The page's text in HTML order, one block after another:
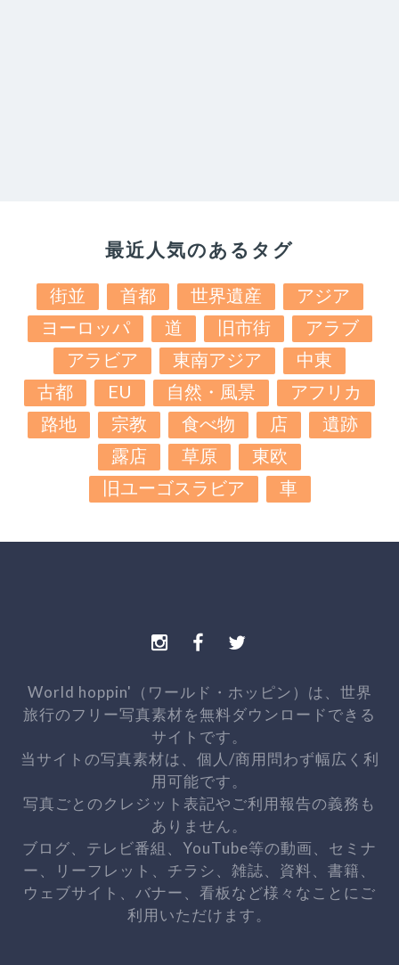
最近人気のあるタグ
街並 首都 世界遺産
アジア
ヨーロッパ
道 旧市街
アラブ
アラビア
東南アジア
中東
古都
EU 自然・風景
アフリカ
路地
宗教 食べ物 店
遺跡
露店
草原
東欧
旧ユーゴスラビア
車
World hoppin'（ワールド・ホッピン）は、世界
旅行のフリー写真素材を無料ダウンロードできる
サイトです。
当サイトの写真素材は、個人/商用問わず幅広く利
用可能です。
写真ごとのクレジット表記やご利用報告の義務も
ありません。
ブログ、テレビ番組、YouTube等の動画、セミナ
ー、リーフレット、チラシ、雑誌、資料、書籍、
ウェブサイト、バナー、看板など様々なことにご
利用いただけます。